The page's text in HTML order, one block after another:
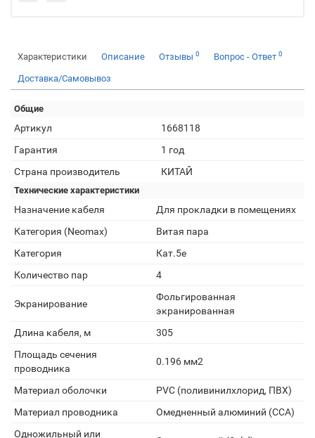
Характеристики Описание Отзывы 0 Вопрос - Ответ 0
Доставка/Самовывоз
Общие
Артикул
1668118
Гарантия
1 год
Страна производитель
КИТАЙ
Технические характеристики
Назначение кабеля
Для прокладки в помещениях
Категория (Neomax)
Витая пара
Категория
Кат.5e
Количество пар
4
Экранирование
Фольгированная
экранированная
Длина кабеля, м
305
Площадь сечения
проводника
0.196 мм2
Материал оболочки
PVC (поливинилхлорид, ПВХ)
Материал проводника
Омедненный алюминий (CCA)
Одножильный или